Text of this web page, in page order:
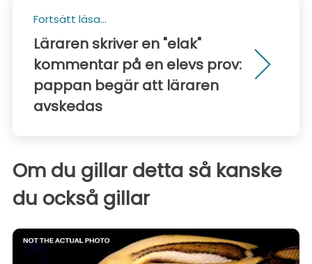
Fortsätt läsa...
Läraren skriver en "elak"
kommentar på en elevs prov:
pappan begär att läraren
avskedas
Om du gillar detta så kanske
du också gillar